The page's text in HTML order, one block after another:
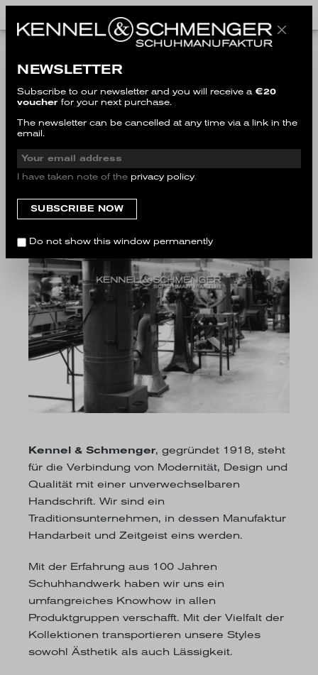
CAREER
Kennel & Schmenger, gegründet 1918, steht
für die Verbindung von Modernität, Design und
Qualität mit einer unverwechselbaren
Handschrift. Wir sind ein
Traditionsunternehmen, in dessen Manufaktur
Handarbeit und Zeitgeist eins werden.
Mit der Erfahrung aus 100 Jahren
Schuhhandwerk haben wir uns ein
umfangreiches Knowhow in allen
Produktgruppen verschafft. Mit der Vielfalt der
Kollektionen transportieren unsere Styles
sowohl Ästhetik als auch Lässigkeit.
NEWSLETTER
Subscribe to our newsletter and you will receive a €20
voucher for your next purchase.
The newsletter can be cancelled at any time via a link in the
email.
I have taken note of the privacy policy.
Do not show this window permanently